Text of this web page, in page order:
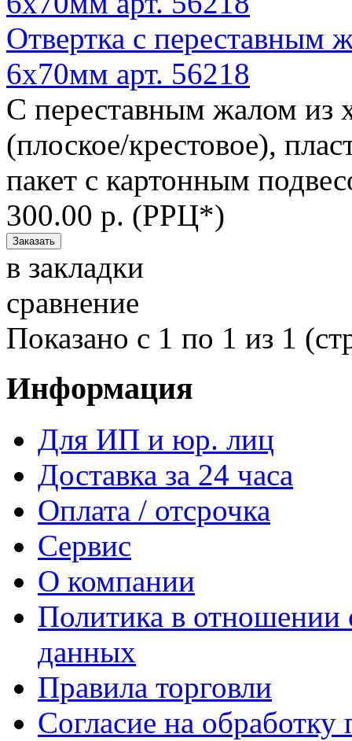
Отвертка с переставным
6x70мм арт. 56218
С переставным жалом из
(плоское/крестовое),
пакет с картонным
300.00 р. (РРЦ*)
в закладки
сравнение
Показано с 1 по 1 из 1
Информация
Для ИП и юр. лиц
Доставка за 24 часа
Оплата / отсрочка
Сервис
О компании
Политика в отношении
данных
Правила торговли
Согласие на